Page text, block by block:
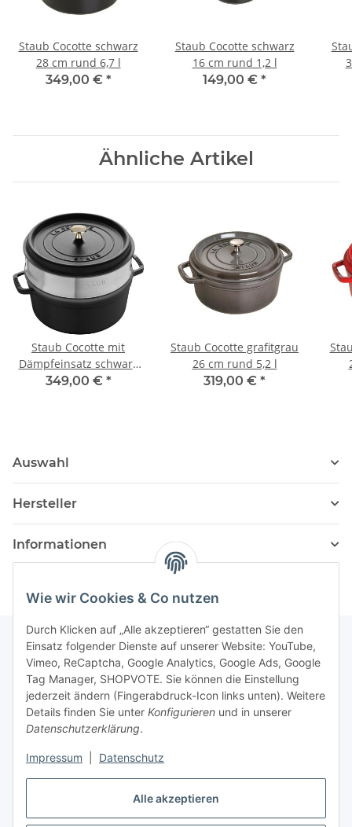
Alle akzeptieren
Wie wir Cookies & Co nutzen
Durch Klicken auf „Alle akzeptieren“ gestatten Sie den
Einsatz folgender Dienste auf unserer Website: YouTube,
Vimeo, ReCaptcha, Google Analytics, Google Ads, Google
Tag Manager, SHOPVOTE. Sie können die Einstellung
jederzeit ändern (Fingerabdruck-Icon links unten). Weitere
Details finden Sie unter Konfigurieren und in unserer
Datenschutzerklärung.
Impressum Datenschutz
Staub Cocotte schwarz
28 cm rund 6,7 l
349,00 € *
Staub Cocotte schwarz
16 cm rund 1,2 l
149,00 € *
Ähnliche Artikel
Staub Cocotte mit
Dämpfeinsatz schwarz
26 cm rund 5,2 l
349,00 € *
Staub Cocotte grafitgrau
26 cm rund 5,2 l
319,00 € *
Auswahl
Hersteller
Informationen
Newsletter Abonnieren
Bitte senden Sie mir entsprechend Ihrer
Datenschutzerklärungregelmäßig und jederzeit widerruflich
Abonnieren
Newsletter Abonnieren